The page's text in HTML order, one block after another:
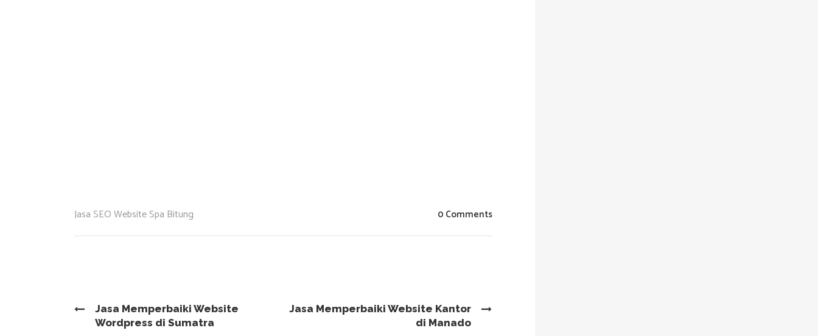
Jasa SEO Website Spa Bitung 0 Comments
Jasa Memperbaiki Website
Wordpress di Sumatra
Jasa Memperbaiki Website Kantor
di Manado